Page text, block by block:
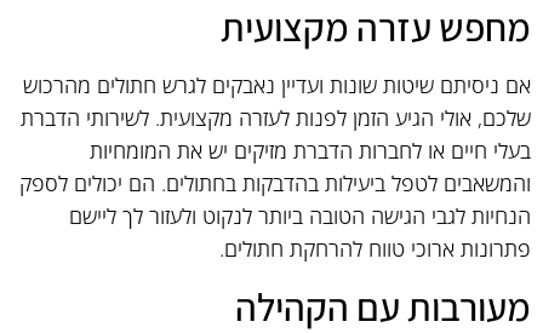
מחפש עזרה מקצועית
אם ניסיתם שיטות שונות ועדיין נאבקים לגרש חתולים מהרכוש
שלכם, אולי הגיע הזמן לפנות לעזרה מקצועית. לשירותי הדברת
בעלי חיים או לחברות הדברת מזיקים יש את המומחיות
והמשאבים לטפל ביעילות בהדבקות בחתולים. הם יכולים לספק
הנחיות לגבי הגישה הטובה ביותר לנקוט ולעזור לך ליישם
פתרונות ארוכי טווח להרחקת חתולים.
מעורבות עם הקהילה